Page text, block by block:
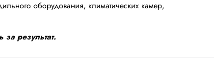
оборудования, климатических камер,
за результат.